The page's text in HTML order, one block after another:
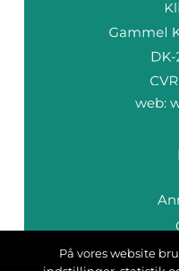
web:
På vores website